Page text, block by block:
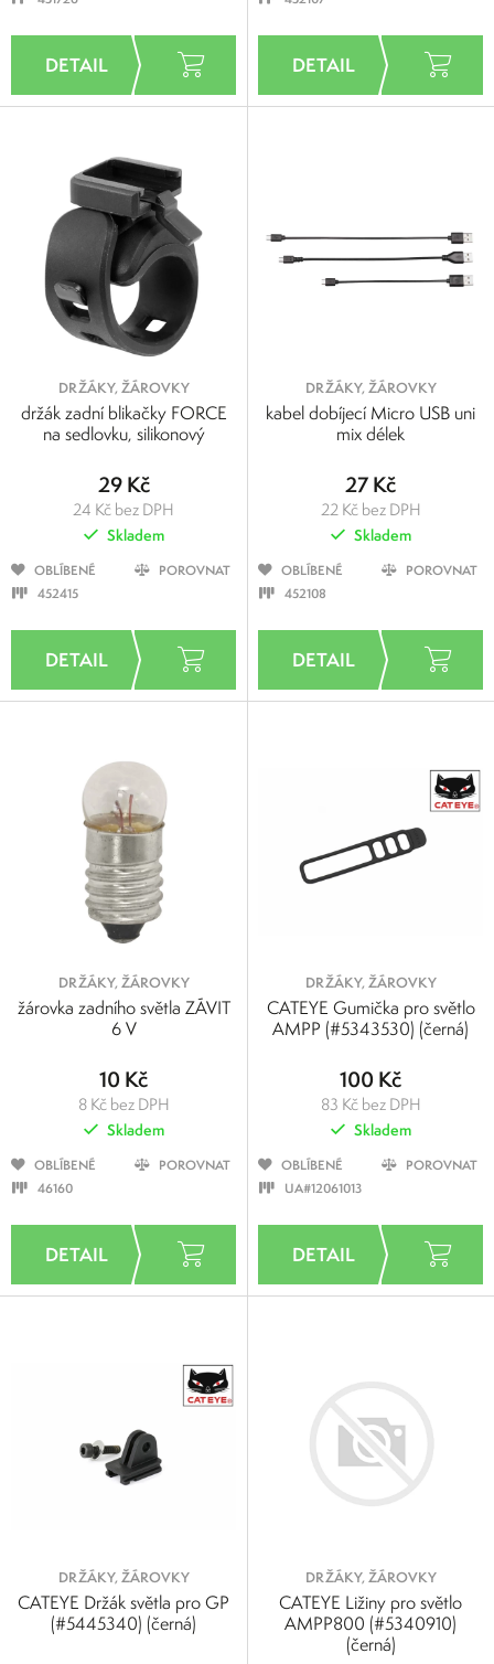
DRŽÁKY, ŽÁROVKY
držák zadní blikačky FORCE
na sedlovku, silikonový
29 Kč
24 Kč bez DPH
Skladem
OBLÍBENÉ
POROVNAT
452415
DRŽÁKY, ŽÁROVKY
kabel dobíjecí Micro USB uni
mix délek
27 Kč
22 Kč bez DPH
Skladem
OBLÍBENÉ
POROVNAT
452108
DRŽÁKY, ŽÁROVKY
žárovka zadního světla ZÁVIT
6 V
10 Kč
8 Kč bez DPH
Skladem
OBLÍBENÉ
POROVNAT
46160
DRŽÁKY, ŽÁROVKY
CATEYE Gumička pro světlo
AMPP (#5343530) (černá)
100 Kč
83 Kč bez DPH
Skladem
OBLÍBENÉ
POROVNAT
UA#12061013
DRŽÁKY, ŽÁROVKY
CATEYE Držák světla pro GP
(#5445340) (černá)
DRŽÁKY, ŽÁROVKY
CATEYE Ližiny pro světlo
AMPP800 (#5340910)
(černá)